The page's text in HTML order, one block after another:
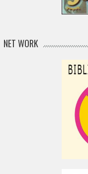
NET WORK